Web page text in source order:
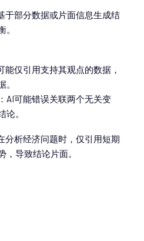
于部分数据或片面信息生成结
能仅引用支持其观点的数据，
。
：AI可能错误关联两个无关变
论。
分析经济问题时，仅引用短期
，导致结论片面。